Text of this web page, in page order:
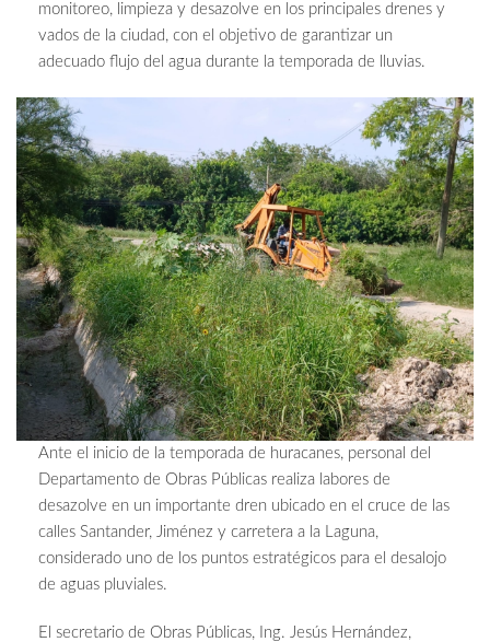
monitoreo, limpieza y desazolve en los principales drenes y
vados de la ciudad, con el objetivo de garantizar un
adecuado flujo del agua durante la temporada de lluvias.
Ante el inicio de la temporada de huracanes, personal del
Departamento de Obras Públicas realiza labores de
desazolve en un importante dren ubicado en el cruce de las
calles Santander, Jiménez y carretera a la Laguna,
considerado uno de los puntos estratégicos para el desalojo
de aguas pluviales.
El secretario de Obras Públicas, Ing. Jesús Hernández,